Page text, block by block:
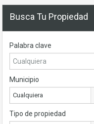
Busca Tu Propiedad
Palabra clave
Municipio
Cualquiera
Tipo de propiedad